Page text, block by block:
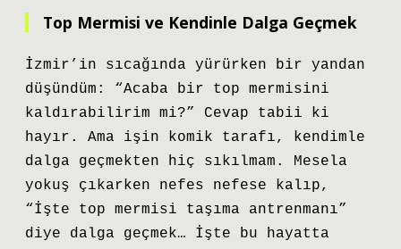
Top Mermisi ve Kendinle Dalga Geçmek
İzmir’in sıcağında yürürken bir yandan
düşündüm: “Acaba bir top mermisini
kaldırabilirim mi?” Cevap tabii ki
hayır. Ama işin komik tarafı, kendimle
dalga geçmekten hiç sıkılmam. Mesela
yokuş çıkarken nefes nefese kalıp,
“İşte top mermisi taşıma antrenmanı”
diye dalga geçmek… İşte bu hayatta